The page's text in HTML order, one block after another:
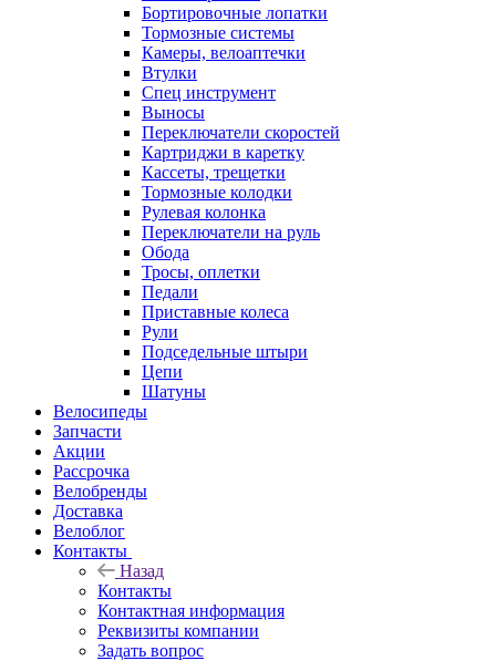
Бортировочные лопатки
Тормозные системы
Камеры, велоаптечки
Втулки
Спец инструмент
Выносы
Переключатели скоростей
Картриджи в каретку
Кассеты, трещетки
Тормозные колодки
Рулевая колонка
Переключатели на руль
Обода
Тросы, оплетки
Педали
Приставные колеса
Рули
Подседельные штыри
Цепи
Шатуны
Велосипеды
Запчасти
Акции
Рассрочка
Велобренды
Доставка
Велоблог
Контакты
Назад
Контакты
Контактная информация
Реквизиты компании
Задать вопрос